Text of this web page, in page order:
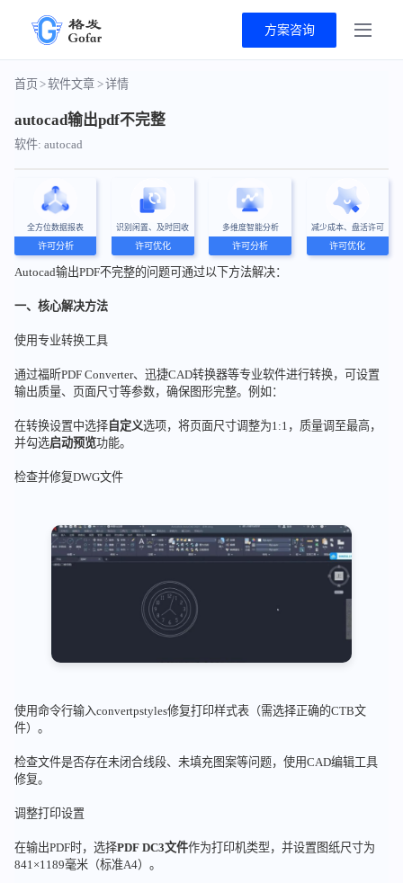
方案咨询
首页>软件文章 >详情
autocad输出pdf不完整
软件: autocad
全方位数据报表
许可分析
识别闲置、及时回收
许可优化
多维度智能分析
许可分析
减少成本、盘活许可
许可优化
Autocad输出PDF不完整的问题可通过以下方法解决：
一、核心解决方法
使用专业转换工具
通过福昕PDF Converter、迅捷CAD转换器等专业软件进行转换，可设置
输出质量、页面尺寸等参数，确保图形完整。例如：
在转换设置中选择自定义选项，将页面尺寸调整为1:1，质量调至最高，
并勾选启动预览功能。
检查并修复DWG文件
使用命令行输入convertpstyles修复打印样式表（需选择正确的CTB文
件）。
检查文件是否存在未闭合线段、未填充图案等问题，使用CAD编辑工具
修复。
调整打印设置
在输出PDF时，选择PDF DC3文件作为打印机类型，并设置图纸尺寸为
841×1189毫米（标准A4）。